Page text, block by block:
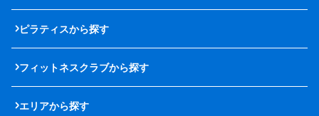
ピラティスから探す
フィットネスクラブから探す
エリアから探す